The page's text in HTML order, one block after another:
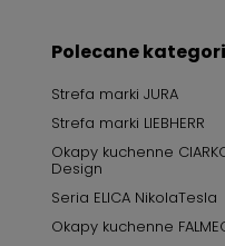
Polecane
Strefa marki JURA
Strefa marki LIEBHERR
Okapy kuchenne
Design
Seria ELICA NikolaTesla
Okapy kuchenne